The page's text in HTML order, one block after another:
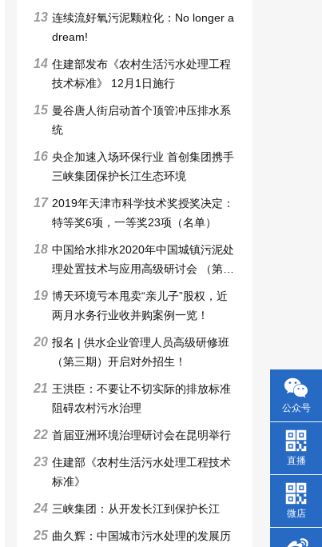
13 连续流好氧污泥颗粒化：No longer a
dream!
14 住建部发布《农村生活污水处理工程
技术标准》 12月1日施行
15 曼谷唐人街启动首个顶管冲压排水系
统
16 央企加速入场环保行业 首创集团携手
三峡集团保护长江生态环境
17 2019年天津市科学技术奖授奖决定：
特等奖6项，一等奖23项（名单）
18 中国给水排水2020年中国城镇污泥处
理处置技术与应用高级研讨会 （第十
一届）邀请函暨征稿启事
19 博天环境亏本甩卖“亲儿子”股权，近
两月水务行业收并购案例一览！
20 报名 | 供水企业管理人员高级研修班
（第三期）开启对外招生！
21 王洪臣：不要让不切实际的排放标准
阻碍农村污水治理
22 首届亚洲环境治理研讨会在昆明举行
23 住建部《农村生活污水处理工程技术
标准》
24 三峡集团：从开发长江到保护长江
25 曲久辉：中国城市污水处理的发展历
公众号
直播
微店